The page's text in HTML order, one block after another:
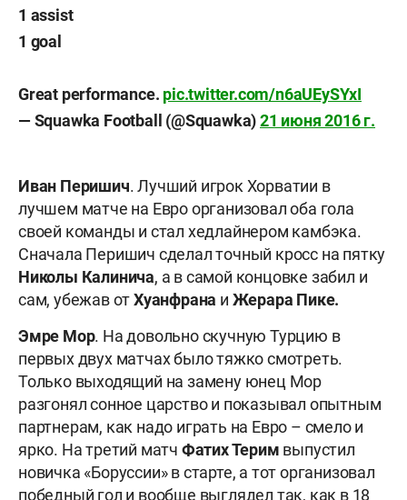
1 assist
1 goal
Great performance. pic.twitter.com/n6aUEySYxI
— Squawka Football (@Squawka)21 июня 2016 г.
Иван Перишич. Лучший игрок Хорватии в
лучшем матче на Евро организовал оба гола
своей команды и стал хедлайнером камбэка.
Сначала Перишич сделал точный кросс на пятку
Николы Калинича, а в самой концовке забил и
сам, убежав отХуанфрана и Жерара Пике.
Эмре Мор. На довольно скучную Турцию в
первых двух матчах было тяжко смотреть.
Только выходящий на замену юнец Мор
разгонял сонное царство и показывал опытным
партнерам, как надо играть на Евро – смело и
ярко. На третий матч Фатих Терим выпустил
новичка «Боруссии» в старте, а тот организовал
победный гол и вообще выглядел так, как в 18